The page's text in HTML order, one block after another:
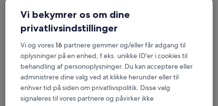
Hilton Grand Vacations Club Elara Center
Hilton Grand Vacations Club Elara Center Strip Las Vegas
Vi bekymrer os om dine
privatlivsindstillinger
Vi og vores16 partnere gemmer og/eller får adgang til
oplysninger på en enhed, f.eks. unikke ID'er i cookies til
behandling af personoplysninger. Du kan acceptere eller
administrere dine valg ved at klikke herunder eller til
enhver tid på siden om privatlivspolitik. Disse valg
signaleres til vores partnere og påvirker ikke